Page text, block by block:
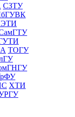
СЗТУ
ТОГУ
ХТИ